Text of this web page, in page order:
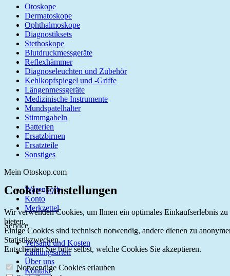
Otoskope
Dermatoskope
Ophthalmoskope
Diagnostiksets
Stethoskope
Blutdruckmessgeräte
Reflexhämmer
Diagnoseleuchten und Zubehör
Kehlkopfspiegel und -Griffe
Längenmessgeräte
Medizinische Instrumente
Mundspatelhalter
Stimmgabeln
Batterien
Ersatzbirnen
Ersatzteile
Sonstiges
Mein Otoskop.com
Warenkorb
Konto
Merkzettel
Service
Versand und Kosten
Zahlungsarten
Über uns
Kontakt
Cookie-Einstellungen
Wir verwenden Cookies, um Ihnen ein optimales Einkaufserlebnis zu
bieten.
Einige Cookies sind technisch notwendig, andere dienen zu
Statistikzwecken.
Entscheiden Sie bitte selbst, welche Cookies Sie akzeptieren.
Notwendige Cookies erlauben